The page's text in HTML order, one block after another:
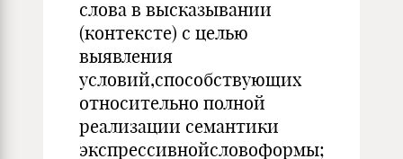
слова в высказывании
(контексте) с целью
выявления
условий,способствующих
относительно полной
реализации семантики
экспрессивнойсловоформы;